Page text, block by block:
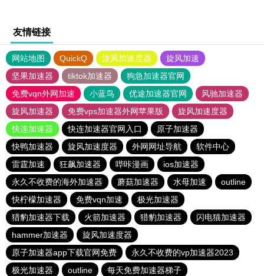
友情链接
网站地图 QuickQ 旋风加速度器
旋风加速
坚果加速器
tiktok加速器
狗急加速器官网
免费vqn外网加速
小蓝鸟 优途加速器官网
风驰加速器
旋风加速器
免费vps加速器外网苹果版
旋风加速度器
快连加速器
快连加速器官网入口
原子加速器
快鸭加速器
旋风加速度器 外网网址导航
软件中心
雷霆加速
狂飙加速器 哔咔漫画
ios加速器
永久不收费的海外加速器
蘑菇加速器 水母加速
outline
快柠檬加速器
免费vqn加速
极光加速器
猎豹加速器下载
火箭加速器 猎豹加速器
闪电猫加速器
hammer加速器
旋风加速度器
原子加速器app下载官网免费
永久不收费的vp加速器2023
极光加速器
outline 每天免费加速器梯子